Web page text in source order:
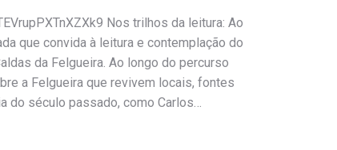
Nos trilhos da leitura: Ao
que convida à leitura e contemplação do
da Felgueira. Ao longo do percurso
a Felgueira que revivem locais, fontes
do século passado, como Carlos…